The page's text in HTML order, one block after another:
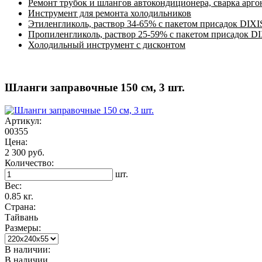
Ремонт трубок и шлангов автокондиционера, сварка
Инструмент для ремонта холодильников
Этиленгликоль, раствор 34-65% с пакетом присадок
Пропиленгликоль, раствор 25-59% с пакетом присадок
Холодильный инструмент с дисконтом
Шланги заправочные 150 см, 3 шт.
Артикул:
00355
Цена:
2 300 руб.
Количество:
шт.
Вес:
0.85 кг.
Страна:
Тайвань
Размеры:
В наличии:
В наличии